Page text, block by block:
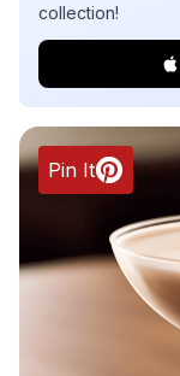
collection!
Pin It